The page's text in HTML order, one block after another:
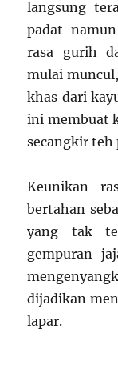
langsung
padat
rasa gurih
mulai
khas dari
ini membuat
secangkir teh
Keunikan
bertahan
yang tak
gempuran
dijadikan
lapar.